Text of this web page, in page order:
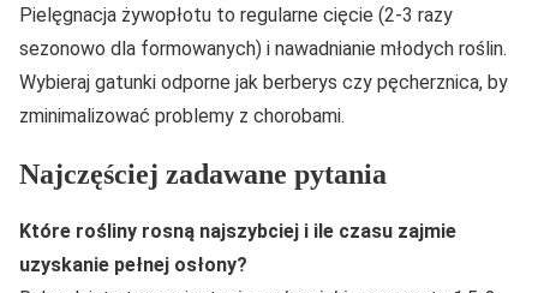
Pielęgnacja żywopłotu to regularne cięcie (2-3 razy
sezonowo dla formowanych) i nawadnianie młodych roślin.
Wybieraj gatunki odporne jak berberys czy pęcherznica, by
zminimalizować problemy z chorobami.
Najczęściej zadawane pytania
Które rośliny rosną najszybciej i ile czasu zajmie
uzyskanie pełnej osłony?